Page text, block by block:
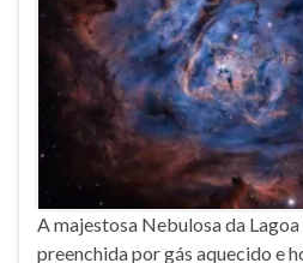
A majestosa Nebulosa da
preenchida por gás aquecido e